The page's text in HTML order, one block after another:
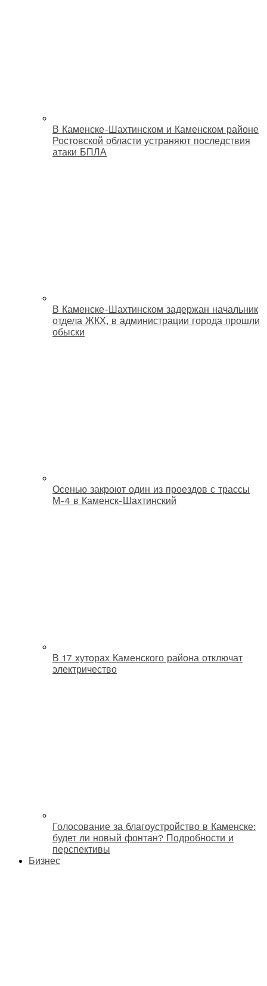
В Каменске-Шахтинском и Каменском районе
Ростовской области устраняют последствия
атаки БПЛА
В Каменске-Шахтинском задержан начальник
отдела ЖКХ, в администрации города прошли
обыски
Осенью закроют один из проездов с трассы
М-4 в Каменск-Шахтинский
В 17 хуторах Каменского района отключат
электричество
Голосование за благоустройство в Каменске:
будет ли новый фонтан? Подробности и
перспективы
Бизнес